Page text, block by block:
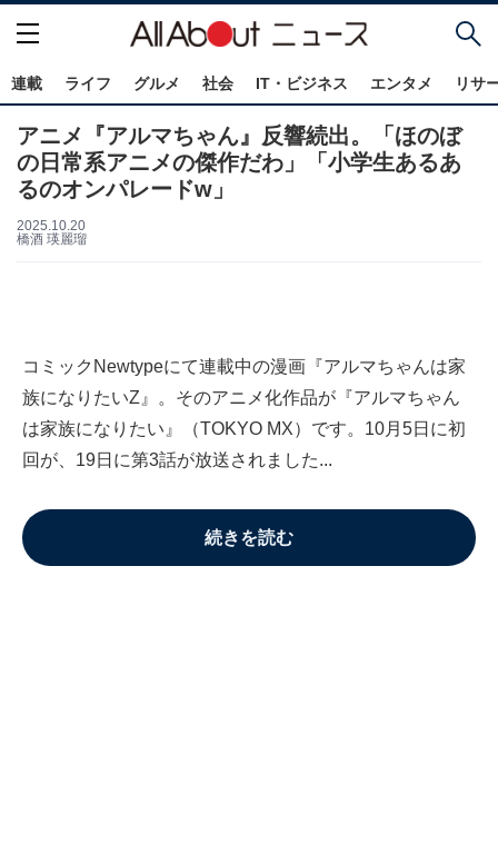
連載 ライフ グルメ 社会 IT・ビジネス エンタメ リサ
アニメ『アルマちゃん』反響続出。「ほのぼ
の日常系アニメの傑作だわ」「小学生あるあ
るのオンパレードw」
2025.10.20
橋酒 瑛麗瑠
コミックNewtypeにて連載中の漫画『アルマちゃんは家
族になりたいZ』。そのアニメ化作品が『アルマちゃん
は家族になりたい』（TOKYO MX）です。10月5日に初
回が、19日に第3話が放送されました...
続きを読む